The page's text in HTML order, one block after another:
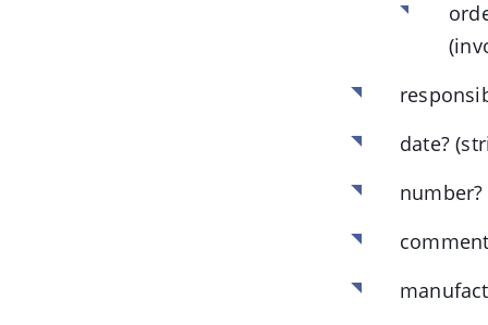
date?
number?